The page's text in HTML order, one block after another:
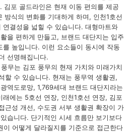
김포 골드라인은 현재 이동 편의를 제공
방식의 변화를 기대하게 하며, 인천1호선
연결성을 넓힐 수 있습니다. 대형마트와
을 편하게 만들고, 브랜드 대단지는 입주
높입니다. 이런 요소들이 동시에 작동
선명해집니다.
무는 김포 풍무의 현재 가치와 미래가치
할 수 있습니다. 현재는 풍무역 생활권,
역도로망, 1,769세대 브랜드 대단지라는
에는 5호선 연장, 인천1호선 연장, 김포
근성 개선, 수도권 서부 생활권 확장이 가
습니다. 단기적인 시세 흐름만 보기보다
이 어떻게 달라질지를 기준으로 접근한다